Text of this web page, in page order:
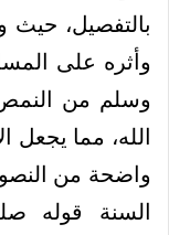
بالتفصيل،
وأثره على
وسلم من النمص
الله، مما يجعل
واضحة من
السنة قوله